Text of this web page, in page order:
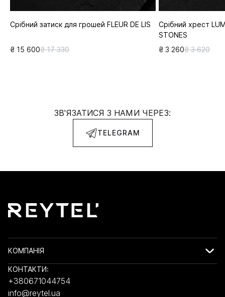
Срібний затиск для грошей FLEUR DE LIS
₴ 15 600₴ 17 330
Срібний хрест
STONES
₴ 3 260₴ 3 620
ЗВ'ЯЗАТИСЯ З НАМИ ЧЕРЕЗ:
TELEGRAM
КОМПАНІЯ
КОНТАКТИ:
+380671044754
info@reytel.ua